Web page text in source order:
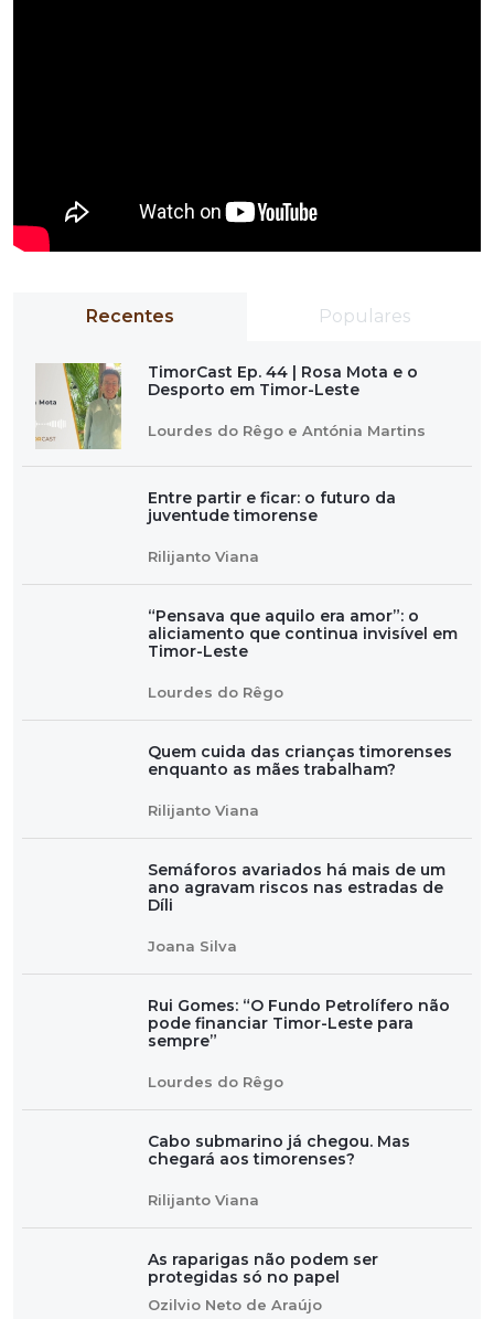
Recentes Populares
TimorCast Ep. 44 | Rosa Mota e o
Desporto em Timor-Leste
Lourdes do Rêgo e Antónia Martins
Entre partir e ficar: o futuro da
juventude timorense
Rilijanto Viana
“Pensava que aquilo era amor”: o
aliciamento que continua invisível em
Timor-Leste
Lourdes do Rêgo
Quem cuida das crianças timorenses
enquanto as mães trabalham?
Rilijanto Viana
Semáforos avariados há mais de um
ano agravam riscos nas estradas de
Díli
Joana Silva
Rui Gomes: “O Fundo Petrolífero não
pode financiar Timor-Leste para
sempre”
Lourdes do Rêgo
Cabo submarino já chegou. Mas
chegará aos timorenses?
Rilijanto Viana
As raparigas não podem ser
protegidas só no papel
Ozilvio Neto de Araújo